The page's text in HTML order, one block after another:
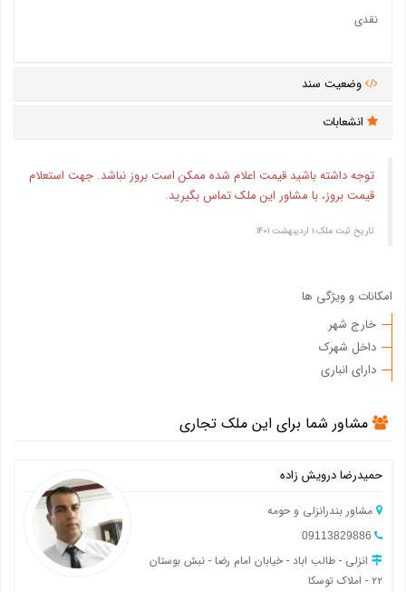
نقدی
وضعیت سند
انشعابات
توجه داشته باشید قیمت اعلام شده ممکن است بروز نباشد. جهت استعلام
قیمت بروز، با مشاور این ملک تماس بگیرید.
تاریخ ثبت ملک ۱ ارديبهشت ۱۴۰۱
امکانات و ویژگی ها
خارج شهر
داخل شهرک
دارای انباری
مشاور شما برای این ملک تجاری
حمیدرضا درویش زاده
مشاور بندرانزلی و حومه
انزلی - طالب اباد - خیابان امام رضا - نبش بوستان
۲۲ - املاک توسکا